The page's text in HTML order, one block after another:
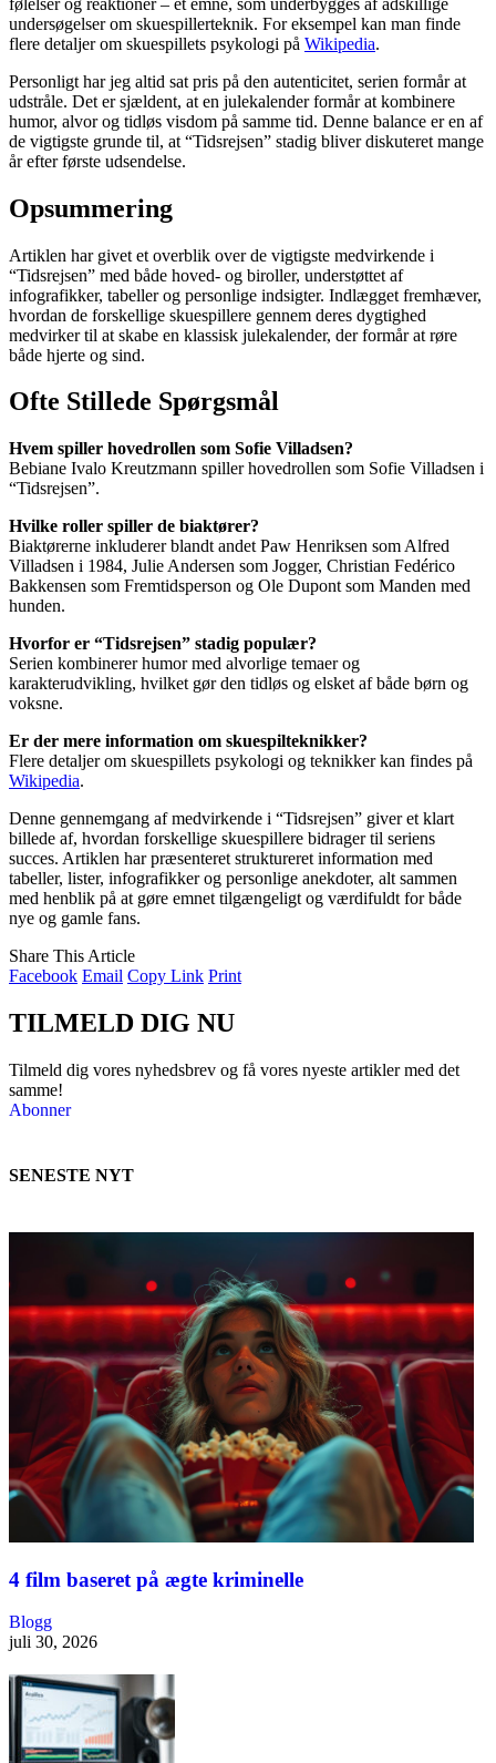
undersøgelser om skuespillerteknik. For eksempel kan man finde
flere detaljer om skuespillets psykologi på Wikipedia.
Personligt har jeg altid sat pris på den autenticitet, serien formår at
udstråle. Det er sjældent, at en julekalender formår at kombinere
humor, alvor og tidløs visdom på samme tid. Denne balance er en af
de vigtigste grunde til, at “Tidsrejsen” stadig bliver diskuteret mange
år efter første udsendelse.
Opsummering
Artiklen har givet et overblik over de vigtigste medvirkende i
“Tidsrejsen” med både hoved- og biroller, understøttet af
infografikker, tabeller og personlige indsigter. Indlægget fremhæver,
hvordan de forskellige skuespillere gennem deres dygtighed
medvirker til at skabe en klassisk julekalender, der formår at røre
både hjerte og sind.
Ofte Stillede Spørgsmål
Hvem spiller hovedrollen som Sofie Villadsen?
Bebiane Ivalo Kreutzmann spiller hovedrollen som Sofie Villadsen i
“Tidsrejsen”.
Hvilke roller spiller de biaktører?
Biaktørerne inkluderer blandt andet Paw Henriksen som Alfred
Villadsen i 1984, Julie Andersen som Jogger, Christian Fedérico
Bakkensen som Fremtidsperson og Ole Dupont som Manden med
hunden.
Hvorfor er “Tidsrejsen” stadig populær?
Serien kombinerer humor med alvorlige temaer og
karakterudvikling, hvilket gør den tidløs og elsket af både børn og
voksne.
Er der mere information om skuespilteknikker?
Flere detaljer om skuespillets psykologi og teknikker kan findes på
Wikipedia.
Denne gennemgang af medvirkende i “Tidsrejsen” giver et klart
billede af, hvordan forskellige skuespillere bidrager til seriens
succes. Artiklen har præsenteret struktureret information med
tabeller, lister, infografikker og personlige anekdoter, alt sammen
med henblik på at gøre emnet tilgængeligt og værdifuldt for både
nye og gamle fans.
Share This Article
Facebook Email Copy Link Print
TILMELD DIG NU
Tilmeld dig vores nyhedsbrev og få vores nyeste artikler med det
samme!
Abonner
SENESTE NYT
4 film baseret på ægte kriminelle
Blogg
juli 30, 2026